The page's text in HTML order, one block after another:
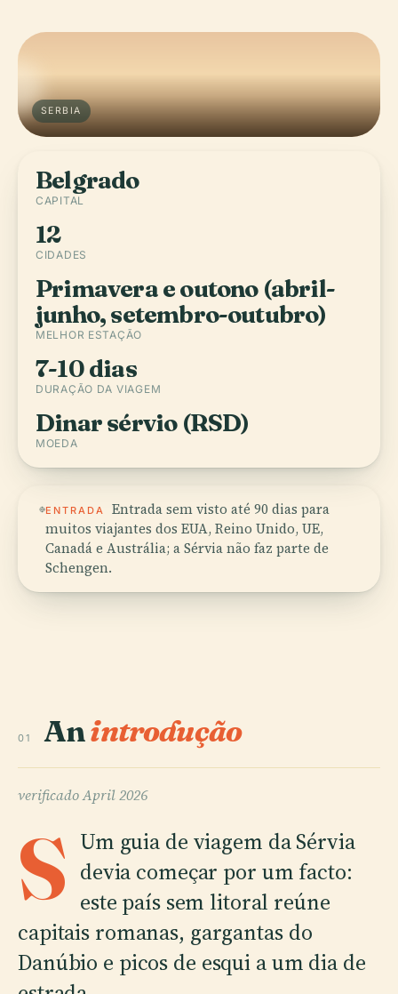
SERBIA
Belgrado
CAPITAL
12
CIDADES
Primavera e outono (abril-
junho, setembro-outubro)
MELHOR ESTAÇÃO
7-10 dias
DURAÇÃO DA VIAGEM
Dinar sérvio (RSD)
MOEDA
ENTRADA
Entrada sem visto até 90 dias para
muitos viajantes dos EUA, Reino Unido, UE,
Canadá e Austrália; a Sérvia não faz parte de
Schengen.
01 Anintrodução
verificadoApril 2026
S Um guia de viagem da Sérvia
devia começar por um facto:
este país sem litoral reúne
capitais romanas, gargantas do
Danúbio e picos de esqui a um dia de